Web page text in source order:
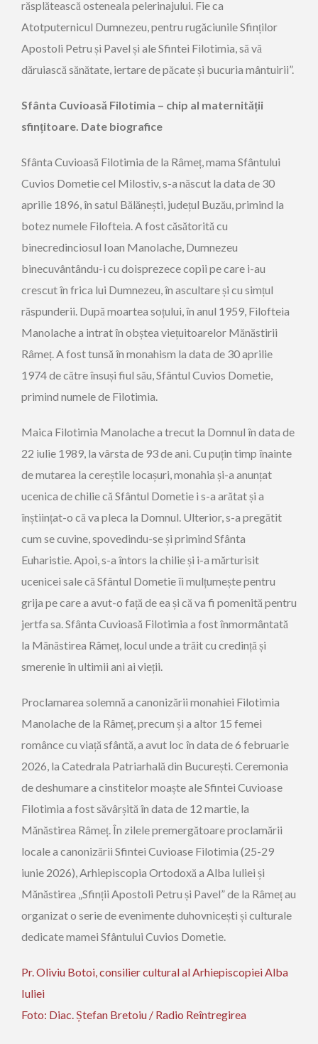
răsplătească osteneala pelerinajului. Fie ca
Atotputernicul Dumnezeu, pentru rugăciunile Sfinților
Apostoli Petru și Pavel și ale Sfintei Filotimia, să vă
dăruiască sănătate, iertare de păcate și bucuria mântuirii”.
Sfânta Cuvioasă Filotimia – chip al maternității
sfințitoare. Date biografice
Sfânta Cuvioasă Filotimia de la Râmeț, mama Sfântului
Cuvios Dometie cel Milostiv, s-a născut la data de 30
aprilie 1896, în satul Bălănești, județul Buzău, primind la
botez numele Filofteia. A fost căsătorită cu
binecredinciosul Ioan Manolache, Dumnezeu
binecuvântându-i cu doisprezece copii pe care i-au
crescut în frica lui Dumnezeu, în ascultare și cu simțul
răspunderii. După moartea soțului, în anul 1959, Filofteia
Manolache a intrat în obștea viețuitoarelor Mănăstirii
Râmeț. A fost tunsă în monahism la data de 30 aprilie
1974 de către însuși fiul său, Sfântul Cuvios Dometie,
primind numele de Filotimia.
Maica Filotimia Manolache a trecut la Domnul în data de
22 iulie 1989, la vârsta de 93 de ani. Cu puțin timp înainte
de mutarea la cereștile locașuri, monahia și-a anunțat
ucenica de chilie că Sfântul Dometie i s-a arătat și a
înștiințat-o că va pleca la Domnul. Ulterior, s-a pregătit
cum se cuvine, spovedindu-se și primind Sfânta
Euharistie. Apoi, s-a întors la chilie și i-a mărturisit
ucenicei sale că Sfântul Dometie îi mulțumește pentru
grija pe care a avut-o față de ea și că va fi pomenită pentru
jertfa sa. Sfânta Cuvioasă Filotimia a fost înmormântată
la Mănăstirea Râmeț, locul unde a trăit cu credință și
smerenie în ultimii ani ai vieții.
Proclamarea solemnă a canonizării monahiei Filotimia
Manolache de la Râmeț, precum și a altor 15 femei
românce cu viață sfântă, a avut loc în data de 6 februarie
2026, la Catedrala Patriarhală din București. Ceremonia
de deshumare a cinstitelor moaște ale Sfintei Cuvioase
Filotimia a fost săvârșită în data de 12 martie, la
Mănăstirea Râmeț. În zilele premergătoare proclamării
locale a canonizării Sfintei Cuvioase Filotimia (25-29
iunie 2026), Arhiepiscopia Ortodoxă a Alba Iuliei și
Mănăstirea „Sfinții Apostoli Petru și Pavel” de la Râmeț au
organizat o serie de evenimente duhovnicești și culturale
dedicate mamei Sfântului Cuvios Dometie.
Pr. Oliviu Botoi, consilier cultural al Arhiepiscopiei Alba
Iuliei
Foto: Diac. Ștefan Bretoiu / Radio Reîntregirea